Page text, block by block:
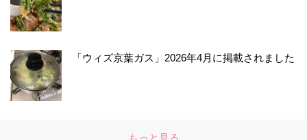
「ウィズ京葉ガス」2026年4月に掲載されました
もっと見る